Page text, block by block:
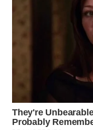
WN